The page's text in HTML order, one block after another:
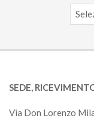
SEDE,
Via Don Lorenzo